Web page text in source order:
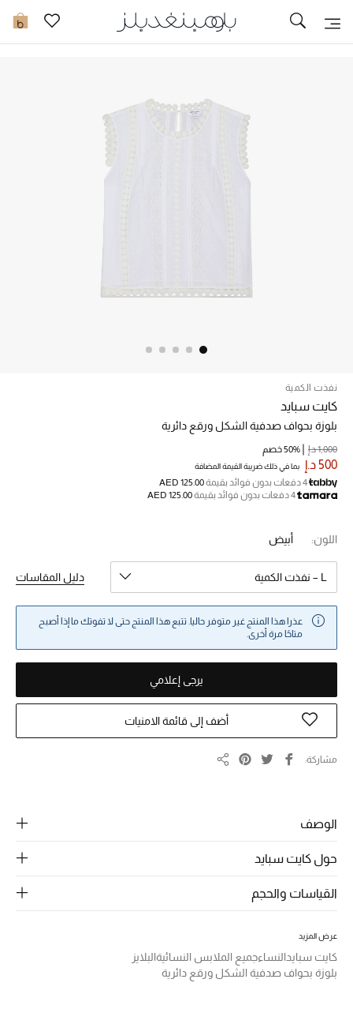
0 تخفيضات
خصم حتى 70%
تسوقوا الآن
ما وصلنا حديثاً
النساء
الحقائب النسائية
الرجال
مستلزمات المنزل
المجوهرات
نسوقوا أحدث ما وصلنا
نفذت الكمية
كايت سبايد
بلوزة بحواف صدفية الشكل ورقع دائرية
500 د.إ بما في ذلك ضريبة القيمة المضافة
1,000 د.إ 50% خصم
4 دفعات بدون فوائد بقيمة
AED 125.00
4 دفعات بدون فوائد بقيمة
AED 125.00
اللون: أبيض
L – نفذت الكمية دليل المقاسات
عذرا هذا المنتج غير متوفر حاليا. تتبع هذا المنتج حتى لا تفوتك ما إذا أصبح
متاحًا مرة أخرى.
يرجى إعلامي
أضف إلى قائمة الامنيات
مشاركة
الوصف
حول كايت سبايد
القياسات والحجم
عرض المزيد
كايت سبايدالنساءجميع الملابس النسائيةالبلايز
بلوزة بحواف صدفية الشكل ورقع دائرية